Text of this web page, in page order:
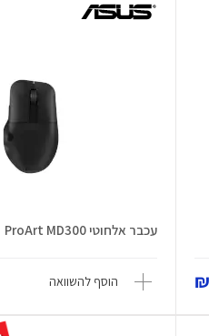
עכבר אלחוטי ProArt MD300
הוסף להשוואה